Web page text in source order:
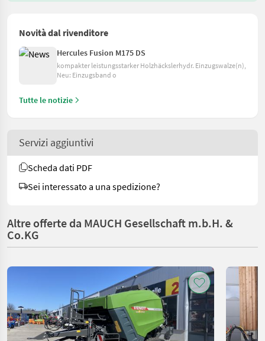
Novità dal rivenditore
Hercules Fusion M175 DS
kompakter leistungsstarker Holzhäckslerhydr. Einzugswalze(n),
Neu: Einzugsband o
Tutte le notizie
Servizi aggiuntivi
Scheda dati PDF
Sei interessato a una spedizione?
Altre offerte da MAUCH Gesellschaft m.b.H. &
Co.KG